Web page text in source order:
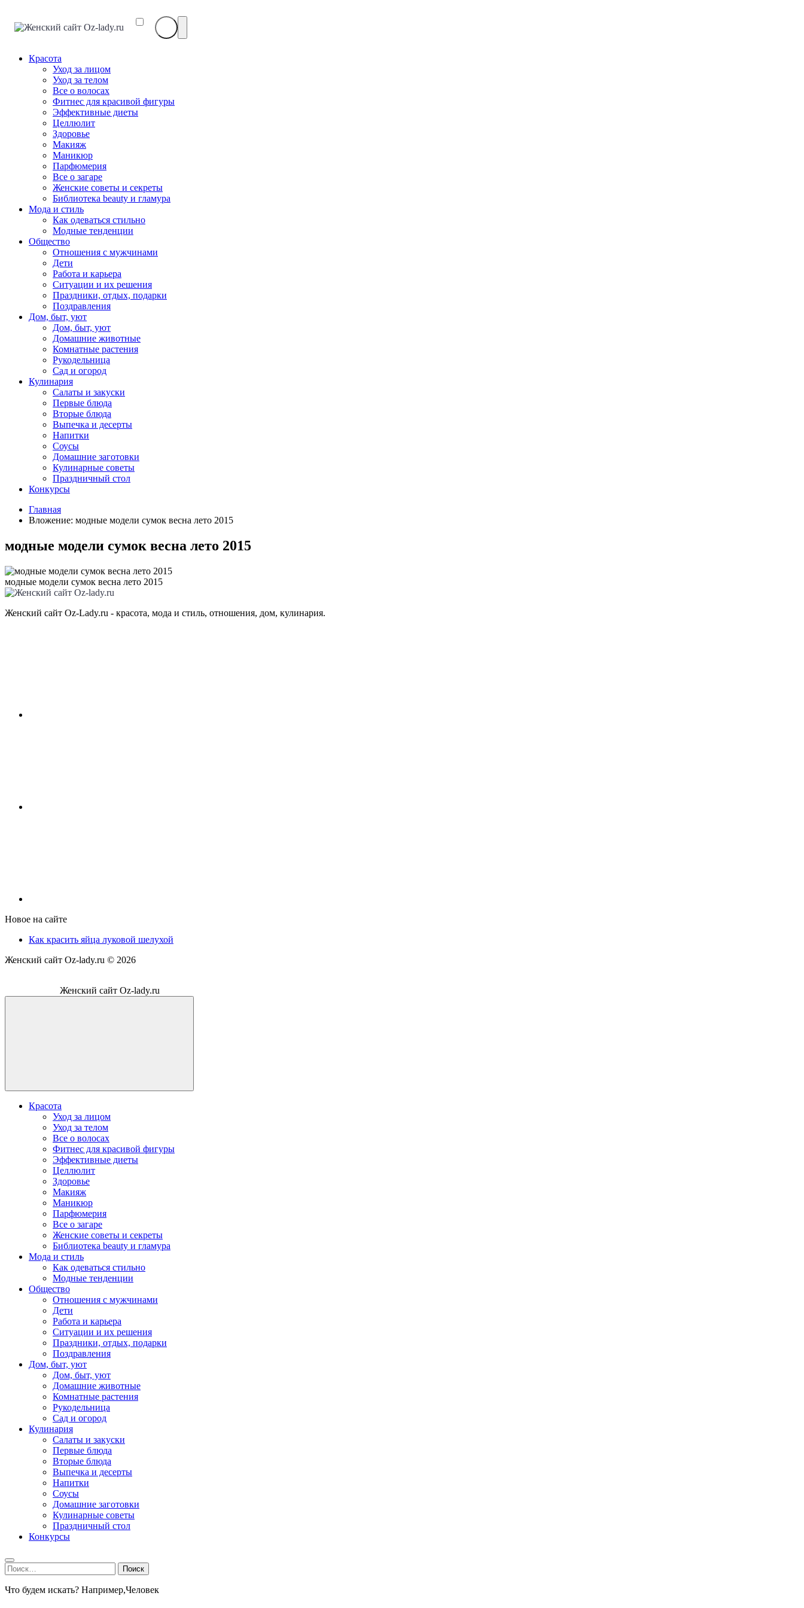
Красота
Уход за лицом
Уход за телом
Все о волосах
Фитнес для красивой фигуры
Эффективные диеты
Целлюлит
Здоровье
Макияж
Маникюр
Парфюмерия
Все о загаре
Женские советы и секреты
Библиотека beauty и гламура
Мода и стиль
Как одеваться стильно
Модные тенденции
Общество
Отношения с мужчинами
Дети
Работа и карьера
Ситуации и их решения
Праздники, отдых, подарки
Поздравления
Дом, быт, уют
Дом, быт, уют
Домашние животные
Комнатные растения
Рукодельница
Сад и огород
Кулинария
Салаты и закуски
Первые блюда
Вторые блюда
Выпечка и десерты
Напитки
Соусы
Домашние заготовки
Кулинарные советы
Праздничный стол
Конкурсы
Главная
Вложение: модные модели сумок весна лето 2015
модные модели сумок весна лето 2015
модные модели сумок весна лето 2015
Женский сайт Oz-Lady.ru - красота, мода и стиль, отношения, дом, кулинария.
Новое на сайте
Как красить яйца луковой шелухой
Женский сайт Oz-lady.ru © 2026
Женский сайт Oz-lady.ru
Красота
Уход за лицом
Уход за телом
Все о волосах
Фитнес для красивой фигуры
Эффективные диеты
Целлюлит
Здоровье
Макияж
Маникюр
Парфюмерия
Все о загаре
Женские советы и секреты
Библиотека beauty и гламура
Мода и стиль
Как одеваться стильно
Модные тенденции
Общество
Отношения с мужчинами
Дети
Работа и карьера
Ситуации и их решения
Праздники, отдых, подарки
Поздравления
Дом, быт, уют
Дом, быт, уют
Домашние животные
Комнатные растения
Рукодельница
Сад и огород
Кулинария
Салаты и закуски
Первые блюда
Вторые блюда
Выпечка и десерты
Напитки
Соусы
Домашние заготовки
Кулинарные советы
Праздничный стол
Конкурсы
Найти:
Что будем искать? Например,Человек